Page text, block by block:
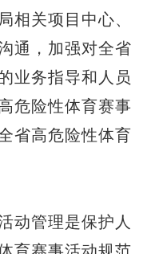
相关项目中心、
通，加强对全省
业务指导和人员
危险性体育赛事
省高危险性体育
动管理是保护人